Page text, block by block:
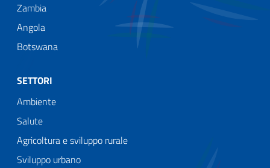
Zambia
Angola
Botswana
SETTORI
Ambiente
Salute
Agricoltura e sviluppo rurale
Sviluppo urbano